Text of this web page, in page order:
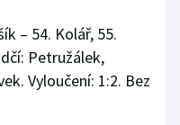
– 54. Kolář, 55.
Petružálek,
Vyloučení: 1:2. Bez